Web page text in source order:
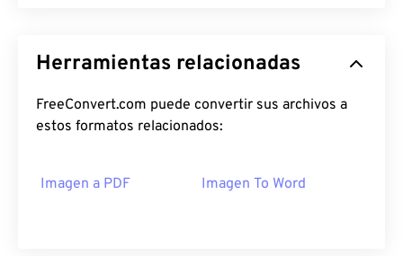
Herramientas relacionadas
FreeConvert.com puede convertir sus archivos a
estos formatos relacionados:
Imagen a PDF Imagen To Word